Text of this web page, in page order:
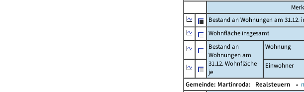
Bestand an Wohnungen am 31.12.
Wohnfläche insgesamt
Bestand an
Wohnungen am
31.12. Wohnfläche
je
Wohnung
Einwohner
Gemeinde: Martinroda: Realsteuern ▴